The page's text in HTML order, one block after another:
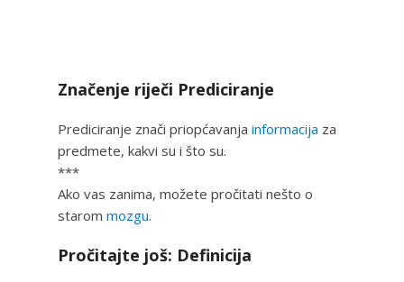
Značenje riječi Prediciranje
Prediciranje znači priopćavanja informacija za
predmete, kakvi su i što su.
***
Ako vas zanima, možete pročitati nešto o
starom mozgu.
Pročitajte još: Definicija